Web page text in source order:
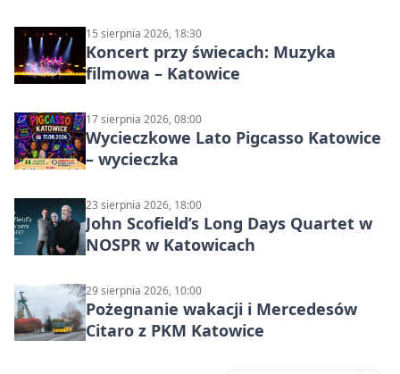
15 sierpnia 2026, 18:30
Koncert przy świecach: Muzyka
filmowa – Katowice
17 sierpnia 2026, 08:00
Wycieczkowe Lato Pigcasso Katowice
– wycieczka
23 sierpnia 2026, 18:00
John Scofield’s Long Days Quartet w
NOSPR w Katowicach
29 sierpnia 2026, 10:00
Pożegnanie wakacji i Mercedesów
Citaro z PKM Katowice